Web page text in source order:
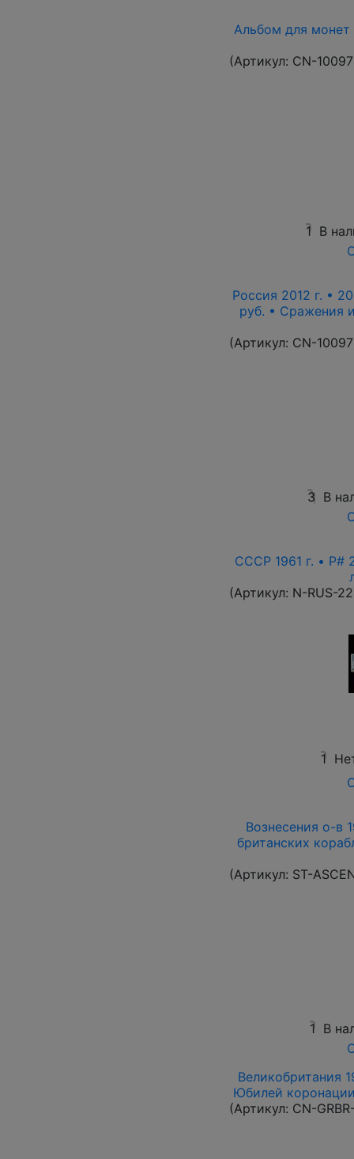
Альбом для
(Артикул: CN-
1 В
Россия 2012 г. •
руб. • Сражения
(Артикул: CN-10097
3 В
СССР 1961 г. • P#
(Артикул: N-RUS-
1
Вознесения о-в
британских
(Артикул: ST-
1 В
Великобритания
Юбилей
(Артикул: CN-